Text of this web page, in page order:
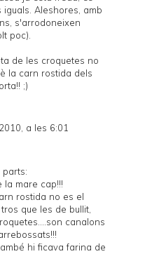
Aleshores, amb
s'arrodoneixen
poc).
de les croquetes no
la carn rostida dels
;)
a les 6:01
parts:
la mare cap!!!
rostida no es el
que les de bullit,
canalons
hi ficava farina de